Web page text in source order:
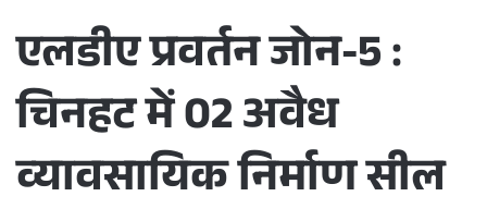
एलडीए प्रवर्तन जोन-5 :
चिनहट में 02 अवैध
व्यावसायिक निर्माण सील